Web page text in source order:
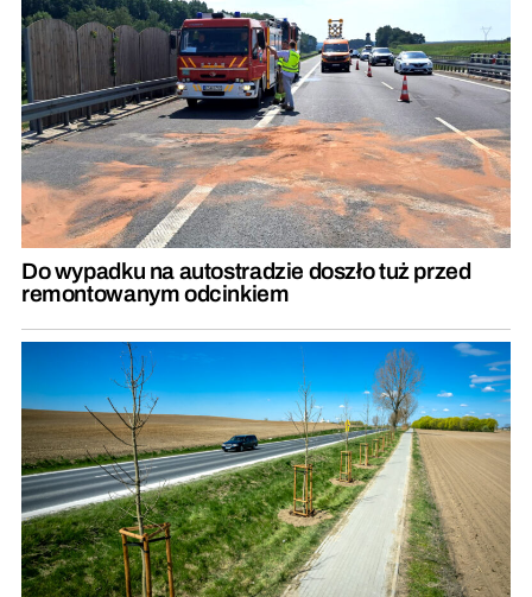
Do wypadku na autostradzie doszło tuż przed
remontowanym odcinkiem